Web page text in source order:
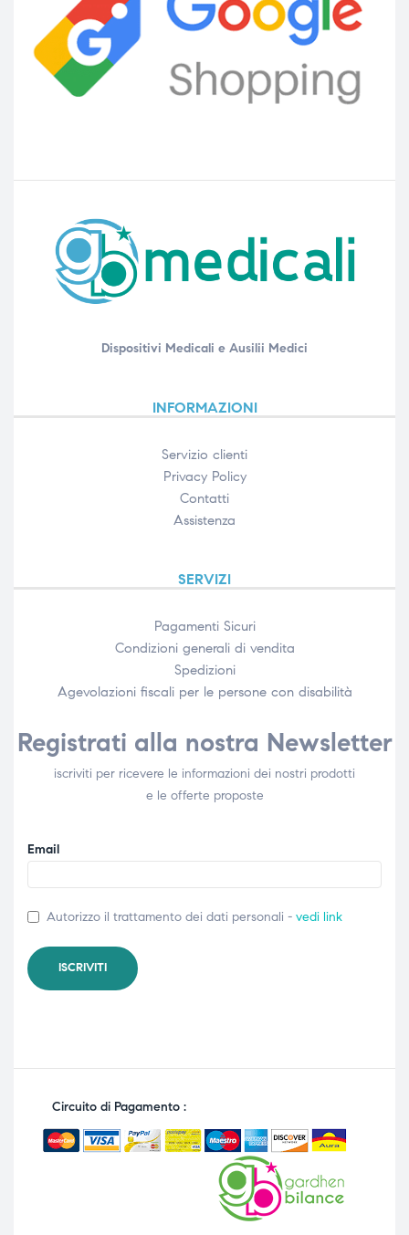
Dispositivi Medicali e Ausilii Medici
INFORMAZIONI
Servizio clienti
Privacy Policy
Contatti
Assistenza
SERVIZI
Pagamenti Sicuri
Condizioni generali di vendita
Spedizioni
Agevolazioni fiscali per le persone con disabilità​
Registrati alla nostra Newsletter
iscriviti per ricevere le informazioni dei nostri prodotti
e le offerte proposte
Email
Autorizzo il trattamento dei dati personali - vedi link
Circuito di Pagamento :